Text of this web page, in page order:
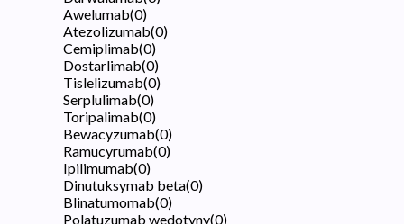
Awelumab(0)
Atezolizumab(0)
Cemiplimab(0)
Dostarlimab(0)
Tislelizumab(0)
Serplulimab(0)
Toripalimab(0)
Bewacyzumab(0)
Ramucyrumab(0)
Ipilimumab(0)
Dinutuksymab beta(0)
Blinatumomab(0)
Polatuzumab wedotyny(0)